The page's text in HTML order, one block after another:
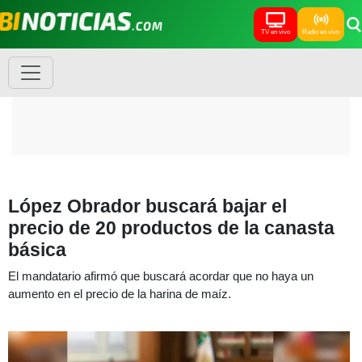
TV en vivo Radio en vivo
López Obrador buscará bajar el
precio de 20 productos de la canasta
básica
El mandatario afirmó que buscará acordar que no haya un
aumento en el precio de la harina de maíz.